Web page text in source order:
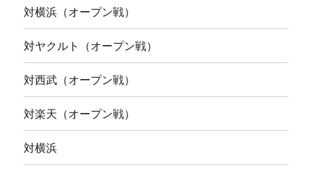
対横浜（オープン戦）
対ヤクルト（オープン戦）
対西武（オープン戦）
対楽天（オープン戦）
対横浜